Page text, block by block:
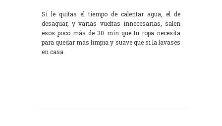
Si le quitas el tiempo de calentar agua, el de
desaguar, y varias vueltas innecesarias, salen
esos poco más de 30 min que tu ropa necesita
para quedar más limpia y suave que si la lavases
en casa.